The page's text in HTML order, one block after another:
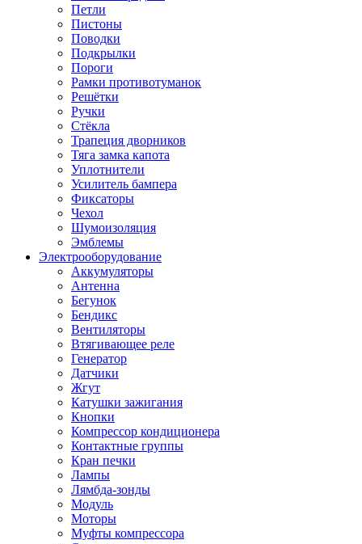
Петли
Пистоны
Поводки
Подкрылки
Пороги
Рамки противотуманок
Решётки
Ручки
Стёкла
Трапеция дворников
Тяга замка капота
Уплотнители
Усилитель бампера
Фиксаторы
Чехол
Шумоизоляция
Эмблемы
Электрооборудование
Аккумуляторы
Антенна
Бегунок
Бендикс
Вентиляторы
Втягивающее реле
Генератор
Датчики
Жгут
Катушки зажигания
Кнопки
Компрессор кондиционера
Контактные группы
Кран печки
Лампы
Лямбда-зонды
Модуль
Моторы
Муфты компрессора